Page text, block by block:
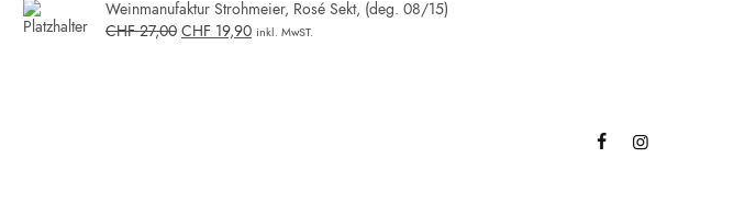
Weinmanufaktur Strohmeier, Rosé Sekt, (deg. 08/15)
CHF27,00 CHF 19,90 inkl. MwST.